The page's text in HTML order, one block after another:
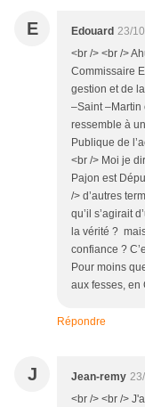
E Edouard 23/
<br /> <br />
Commissaire
gestion et de
–Saint –Martin
ressemble à
Publique de
<br /> Moi je
Pajon est
/> d’autres
qu’il s’agirait
la vérité ?
confiance ?
Pour moins
aux fesses, en
Répondre
J Jean-remy
<br /> <br />